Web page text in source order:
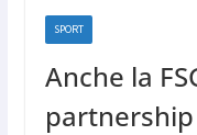
SPORT
Anche la
partnership